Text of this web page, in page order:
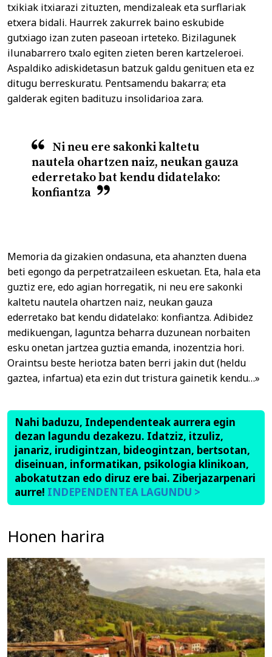
txikiak itxiarazi zituzten, mendizaleak eta surflariak
etxera bidali. Haurrek zakurrek baino eskubide
gutxiago izan zuten paseoan irteteko. Bizilagunek
ilunabarrero txalo egiten zieten beren kartzeleroei.
Aspaldiko adiskidetasun batzuk galdu genituen eta ez
ditugu berreskuratu. Pentsamendu bakarra; eta
galderak egiten badituzu insolidarioa zara.
Ni neu ere sakonki kaltetu
nautela ohartzen naiz, neukan gauza
ederretako bat kendu didatelako:
konfiantza
Memoria da gizakien ondasuna, eta ahanzten duena
beti egongo da perpetratzaileen eskuetan. Eta, hala eta
guztiz ere, edo agian horregatik, ni neu ere sakonki
kaltetu nautela ohartzen naiz, neukan gauza
ederretako bat kendu didatelako: konfiantza. Adibidez
medikuengan, laguntza beharra duzunean norbaiten
esku onetan jartzea guztia emanda, inozentzia hori.
Oraintsu beste heriotza baten berri jakin dut (heldu
gaztea, infartua) eta ezin dut tristura gainetik kendu…»
Nahi baduzu, Independenteak aurrera egin
dezan lagundu dezakezu. Idatziz, itzuliz,
janariz, irudigintzan, bideogintzan, bertsotan,
diseinuan, informatikan, psikologia klinikoan,
abokatutzan edo diruz ere bai. Ziberjazarpenari
aurre! INDEPENDENTEA LAGUNDU >
Honen harira